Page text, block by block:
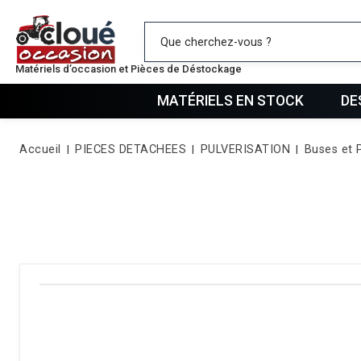
Matériels d’occasion et Pièces de Déstockage
Mes
MATÉRIELS EN STOCK
Accueil PIECES DETACHEES PULVERISATION Buses et